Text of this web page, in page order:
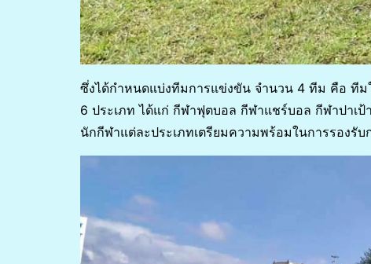
ซึ่งได้กำหนดแบ่งทีมการแข่งขัน จำนวน 4 ทีม คือ ที
6 ประเภท ได้แก่ กีฬาฟุตบอล กีฬาแชร์บอล กีฬาปาเป้
นักกีฬาแต่ละประเภทเตรียมความพร้อมในการรอง